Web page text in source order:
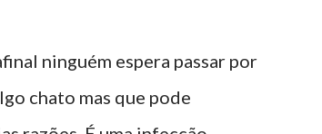
ninguém espera passar por
chato mas que pode